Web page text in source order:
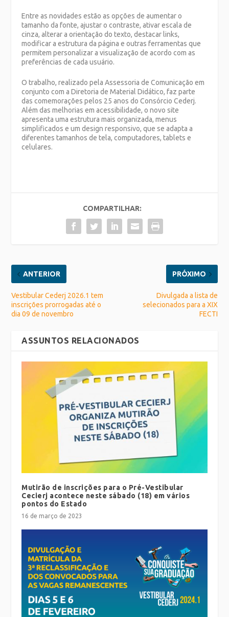
Entre as novidades estão as opções de aumentar o
tamanho da fonte, ajustar o contraste, ativar escala de
cinza, alterar a orientação do texto, destacar links,
modificar a estrutura da página e outras ferramentas que
permitem personalizar a visualização de acordo com as
preferências de cada usuário.
O trabalho, realizado pela Assessoria de Comunicação em
conjunto com a Diretoria de Material Didático, faz parte
das comemorações pelos 25 anos do Consórcio Cederj.
Além das melhorias em acessibilidade, o novo site
apresenta uma estrutura mais organizada, menus
simplificados e um design responsivo, que se adapta a
diferentes tamanhos de tela, computadores, tablets e
celulares.
COMPARTILHAR:
ANTERIOR
Vestibular Cederj 2026.1 tem
inscrições prorrogadas até o
dia 09 de novembro
PRÓXIMO
Divulgada a lista de
selecionados para a XIX
FECTI
ASSUNTOS RELACIONADOS
Mutirão de inscrições para o Pré-Vestibular
Cecierj acontece neste sábado (18) em vários
pontos do Estado
16 de março de 2023